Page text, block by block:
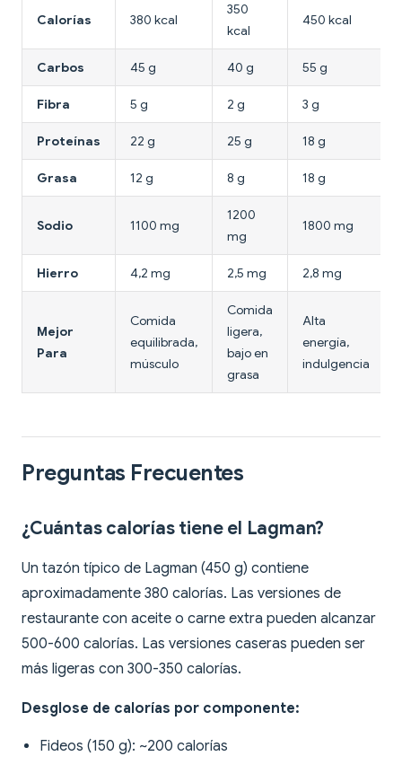
Calorías 380 kcal
350
kcal
450 kcal
Carbos 45 g 40 g 55 g
Fibra 5 g 2 g 3 g
Proteínas 22 g 25 g 18 g
Grasa 12 g 8 g 18 g
Sodio 1100 mg
1200
mg
1800 mg
Hierro 4,2 mg 2,5 mg 2,8 mg
Mejor
Para
Comida
equilibrada,
músculo
Comida
ligera,
bajo en
grasa
Alta
energía,
indulgencia
Preguntas Frecuentes
¿Cuántas calorías tiene el Lagman?
Un tazón típico de Lagman (450 g) contiene
aproximadamente 380 calorías. Las versiones de
restaurante con aceite o carne extra pueden alcanzar
500-600 calorías. Las versiones caseras pueden ser
más ligeras con 300-350 calorías.
Desglose de calorías por componente:
Fideos (150 g): ~200 calorías